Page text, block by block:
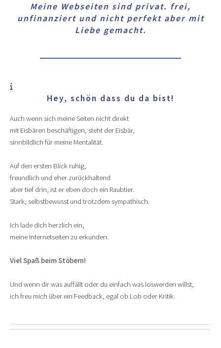
Meine Webseiten sind privat. frei,
unfinanziert und nicht perfektaber mit
Liebe gemacht.
Hey, schön dass du da bist!
Auch wenn sich meine Seiten nicht direkt
mit Eisbären beschäftigen, steht der Eisbär,
sinnbildlich für meine Mentalität.
Auf den ersten Blick ruhig,
freundlich und eher zurückhaltend
aber tief drin, ist er eben doch ein Raubtier.
Stark, selbstbewusst und trotzdem sympathisch.
Ich lade dich herzlich ein,
meine Internetseiten zu erkunden.
Viel Spaß beim Stöbern!
Und wenn dir was auffällt oder du einfach was loswerden willst,
ich freu mich über ein Feedback, egal ob Lob oder Kritik.